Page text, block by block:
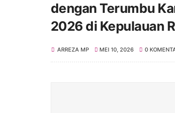
dengan Terumbu
2026 di Kepulauan
ARREZA MP MEI 10, 2026 0